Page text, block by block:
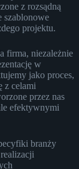
z rozsądną
szablonowe
projektu.
firma, niezależnie
w
jako proces,
z celami
przez nas
efektywnymi
branży